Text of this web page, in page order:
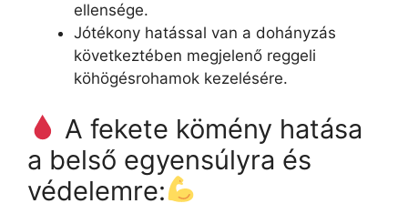
ellensége.
Jótékony hatással van a dohányzás
következtében megjelenő reggeli
köhögésrohamok kezelésére.
A fekete kömény hatása
a belső egyensúlyra és
védelemre: